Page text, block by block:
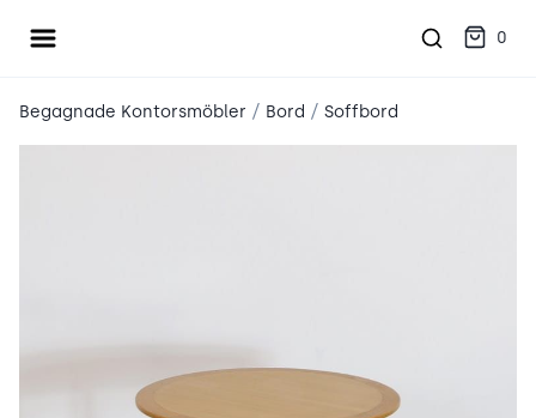
Öppna meny 0
Begagnade Kontorsmöbler / Bord / Soffbord